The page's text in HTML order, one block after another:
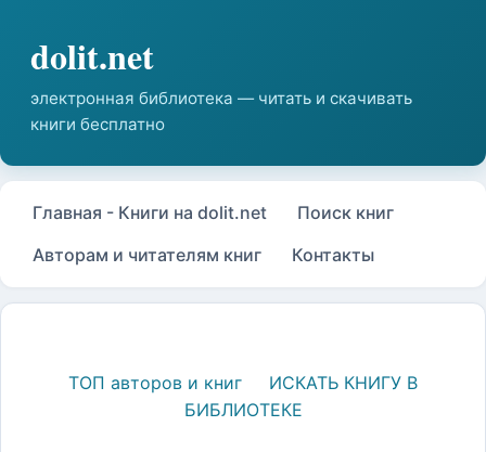
Главная - Книги на dolit.net
Поиск книг
Авторам и читателям книг
Контакты
ТОП авторов и книг
ИСКАТЬ КНИГУ В
БИБЛИОТЕКЕ